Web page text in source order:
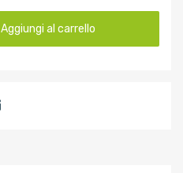
Aggiungi al carrello